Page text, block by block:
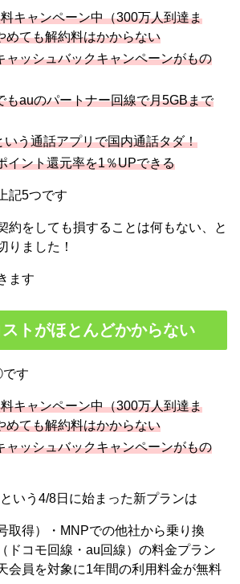
キャンペーン中（300万人到達ま
めても解約料はかからない
ャッシュバックキャンペーンがもの
もauのパートナー回線で月5GBまで
いう通話アプリで国内通話タダ！
イント還元率を1％UPできる
記5つです
約をしても損することは何もない、と
りました！
ます
トがほとんどかからない
す
キャンペーン中（300万人到達ま
めても解約料はかからない
ャッシュバックキャンペーンがもの
いう4/8日に始まった新プランは
取得）・MNPでの他社から乗り換
ドコモ回線・au回線）の料金プラン
会員を対象に1年間の利用料金が無料